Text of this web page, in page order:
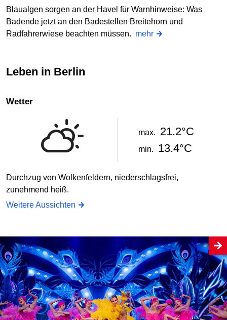
Blaualgen sorgen an der Havel für Warnhinweise: Was
Badende jetzt an den Badestellen Breitehorn und
Radfahrerwiese beachten müssen. mehr
Leben in Berlin
Wetter
max. 21.2°C
min. 13.4°C
Durchzug von Wolkenfeldern, niederschlagsfrei,
zunehmend heiß.
Weitere Aussichten